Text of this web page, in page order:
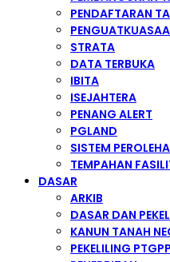
PENDAFTARAN
STRATA
DATA TERBUKA
IBITA
ISEJAHTERA
PENANG ALERT
PGLAND
SISTEM
TEMPAHAN
DASAR
ARKIB
DASAR DAN
KANUN TANAH
PEKELILING PTGPP